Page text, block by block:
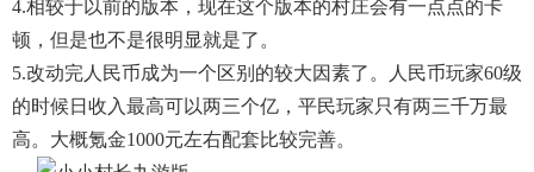
4.相较于以前的版本，现在这个版本的村庄会有一点点的卡
顿，但是也不是很明显就是了。
5.改动完人民币成为一个区别的较大因素了。人民币玩家60级
的时候日收入最高可以两三个亿，平民玩家只有两三千万最
高。大概氪金1000元左右配套比较完善。